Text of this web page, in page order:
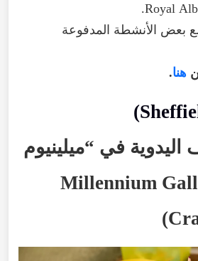
Royal
.
بعض الأنشطة المدفوعة
هنا.
)
اليدوية في “ميلينيوم
Millennium
)